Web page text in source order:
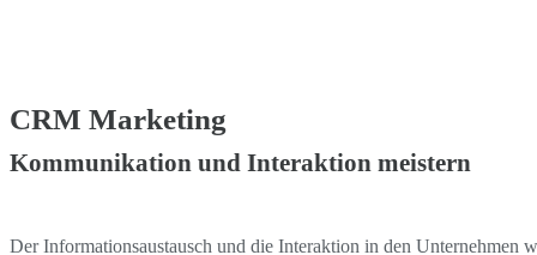
CRM Marketing
Kommunikation und Interaktion meistern
Der Informationsaustausch und die Interaktion in den Unternehmen